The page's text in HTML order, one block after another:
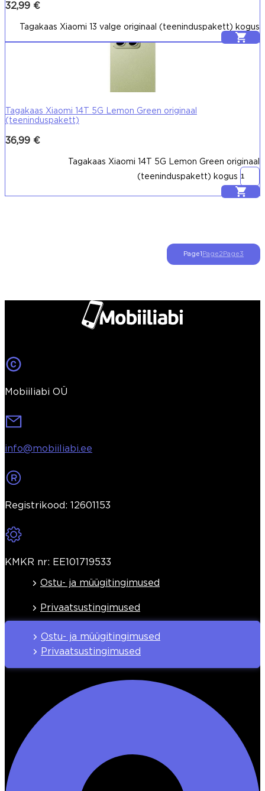
32,99 €
Tagakaas Xiaomi 13 valge originaal (teeninduspakett) kogus
Lisa korvi
Tagakaas Xiaomi 14T 5G Lemon Green originaal
(teeninduspakett)
36,99 €
Tagakaas Xiaomi 14T 5G Lemon Green originaal
(teeninduspakett) kogus
Lisa korvi
Page Page 2 Page 3
Mobiiliabi OÜ
info@mobiiliabi.ee
Registrikood: 12601153
KMKR nr: EE101719533
Ostu- ja müügitingimused
Privaatsustingimused
Ostu- ja müügitingimused
Privaatsustingimused